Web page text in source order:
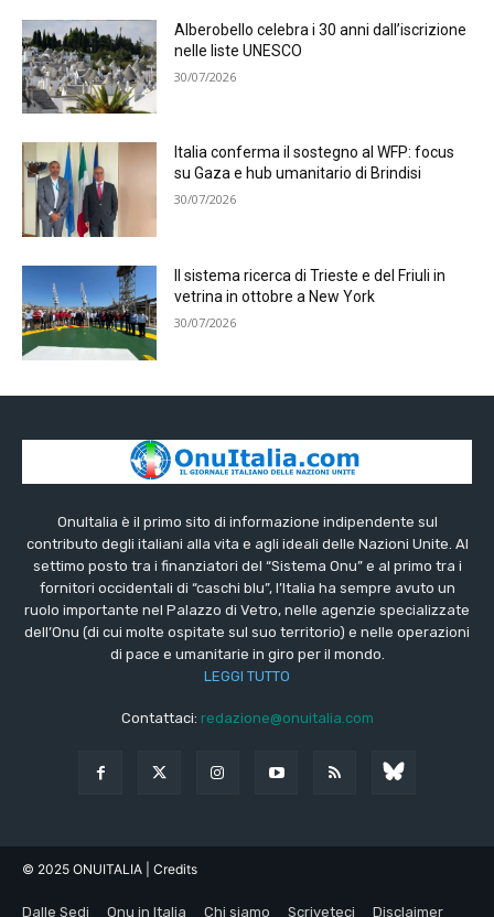
Alberobello celebra i 30 anni dall’iscrizione
nelle liste UNESCO
30/07/2026
Italia conferma il sostegno al WFP: focus
su Gaza e hub umanitario di Brindisi
30/07/2026
Il sistema ricerca di Trieste e del Friuli in
vetrina in ottobre a New York
30/07/2026
OnuItalia è il primo sito di informazione indipendente sul
contributo degli italiani alla vita e agli ideali delle Nazioni Unite. Al
settimo posto tra i finanziatori del “Sistema Onu” e al primo tra i
fornitori occidentali di “caschi blu”, l’Italia ha sempre avuto un
ruolo importante nel Palazzo di Vetro, nelle agenzie specializzate
dell’Onu (di cui molte ospitate sul suo territorio) e nelle operazioni
di pace e umanitarie in giro per il mondo.
LEGGI TUTTO
Contattaci: redazione@onuitalia.com
© 2025 ONUITALIA | Credits
Dalle Sedi Onu in Italia Chi siamo Scriveteci Disclaimer